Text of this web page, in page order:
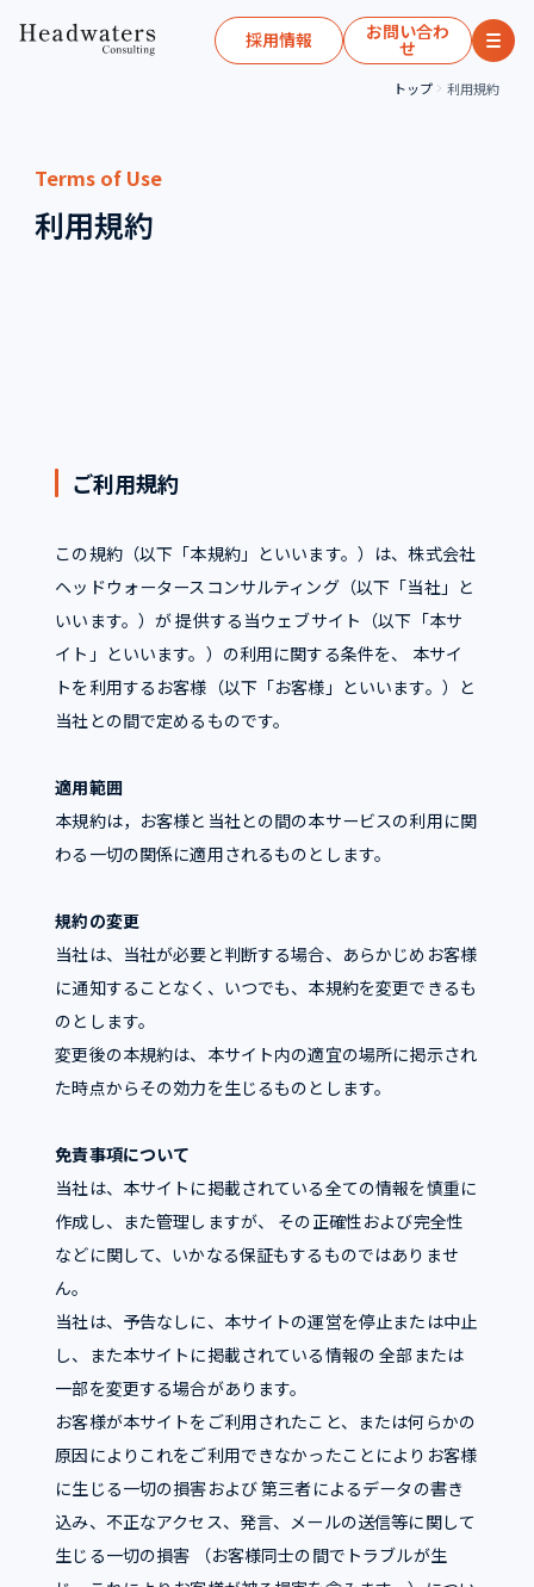
採用情報 お問い合わ
せ
トップ 利用規約
Terms of Use
利用規約
ご利用規約
この規約（以下「本規約」といいます。）は、株式会社
ヘッドウォータースコンサルティング（以下「当社」と
いいます。）が 提供する当ウェブサイト（以下「本サ
イト」といいます。）の利用に関する条件を、 本サイ
トを利用するお客様（以下「お客様」といいます。）と
当社との間で定めるものです。
適用範囲
本規約は，お客様と当社との間の本サービスの利用に関
わる一切の関係に適用されるものとします。
規約の変更
当社は、当社が必要と判断する場合、あらかじめお客様
に通知することなく、いつでも、本規約を変更できるも
のとします。
変更後の本規約は、本サイト内の適宜の場所に掲示され
た時点からその効力を生じるものとします。
免責事項について
当社は、本サイトに掲載されている全ての情報を慎重に
作成し、また管理しますが、 その正確性および完全性
などに関して、いかなる保証もするものではありませ
ん。
当社は、予告なしに、本サイトの運営を停止または中止
し、また本サイトに掲載されている情報の 全部または
一部を変更する場合があります。
お客様が本サイトをご利用されたこと、または何らかの
原因によりこれをご利用できなかったことによりお客様
に生じる一切の損害および 第三者によるデータの書き
込み、不正なアクセス、発言、メールの送信等に関して
生じる一切の損害 （お客様同士の間でトラブルが生